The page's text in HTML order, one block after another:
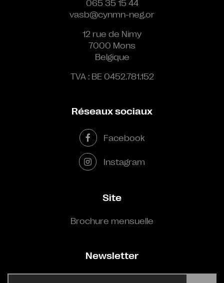
065 35 15 44
vasb@cynmn-neg.or
12 rue de Nimy
7000 Mons
Belgique
TVA : BE 0452.781.152
Réseaux sociaux
Facebook
Instagram
Site
Brochure mensuelle
Newsletter